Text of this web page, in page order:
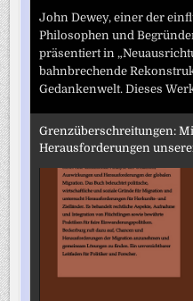
John Dewey, einer der
Philosophen und
präsentiert in
bahnbrechende
Gedankenwelt. Dieses
Grenzüberschreitungen:
Herausforderungen